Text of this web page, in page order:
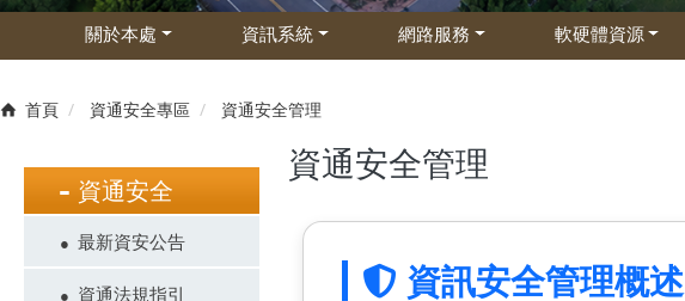
關於本處 資訊系統 網路服務 軟硬體資源
首頁 資通安全專區 資通安全管理
資通安全
最新資安公告
資通法規指引
資通安全管理
資訊安全管理概述